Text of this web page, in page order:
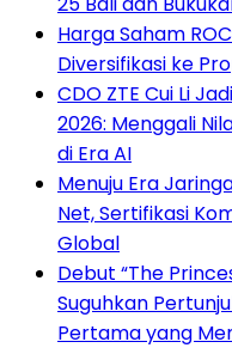
Harga Saham
Diversifikasi ke
CDO ZTE Cui Li
2026: Menggali
di Era AI
Menuju Era
Net, Sertifikasi
Global
Debut “The
Suguhkan
Pertama yang